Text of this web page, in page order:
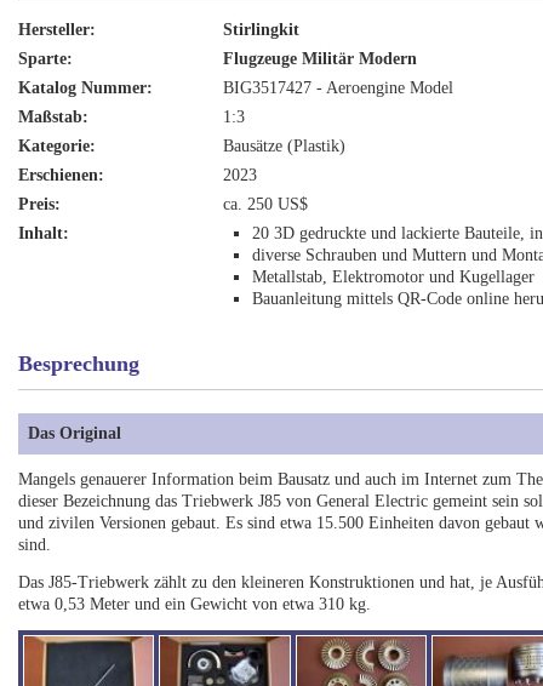
Hersteller:
Stirlingkit
Sparte:
Flugzeuge Militär Modern
Katalog Nummer:
BIG3517427 - Aeroengine Model
Maßstab:
1:3
Kategorie:
Bausätze (Plastik)
Erschienen:
2023
Preis:
ca. 250 US$
Inhalt:
20 3D gedruckte und lackierte Bauteile,
diverse Schrauben und Muttern und
Metallstab, Elektromotor und Kugellager
Bauanleitung mittels QR-Code online
Besprechung
Das Original
Mangels genauerer Information beim Bausatz und auch im Internet zum
dieser Bezeichnung das Triebwerk J85 von General Electric gemeint sein
und zivilen Versionen gebaut. Es sind etwa 15.500 Einheiten davon gebaut
sind.
Das J85-Triebwerk zählt zu den kleineren Konstruktionen und hat, je
etwa 0,53 Meter und ein Gewicht von etwa 310 kg.